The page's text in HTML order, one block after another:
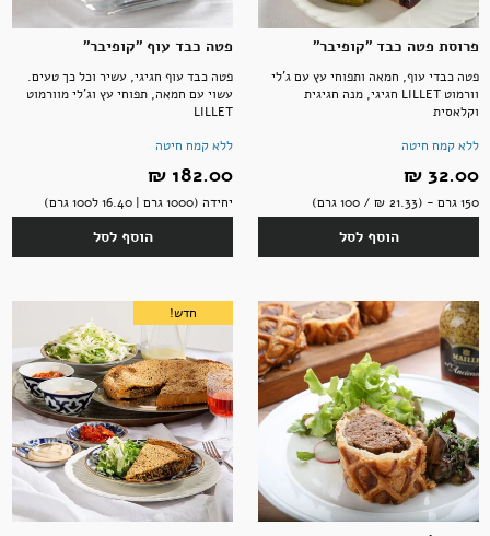
פרוסת פטה כבד "קופיבר"
פטה כבדי עוף, חמאה ותפוחי עץ עם ג'לי
וורמוט LILLET חגיגי, מנה חגיגית
וקלאסית
ללא קמח חיטה
32.00 ‏₪
150 גרם - (21.33 ‏₪ / 100 גרם)
הוסף לסל
פטה כבד עוף "קופיבר"
פטה כבד עוף חגיגי, עשיר וכל כך טעים.
עשוי עם חמאה, תפוחי עץ וג'לי מוורמוט
LILLET
ללא קמח חיטה
182.00 ‏₪
יחידה (1000 גרם | 16.40 ל100 גרם)
הוסף לסל
חדש!